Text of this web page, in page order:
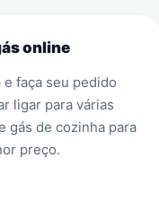
online
e faça seu pedido
ligar para várias
gás de cozinha para
preço.